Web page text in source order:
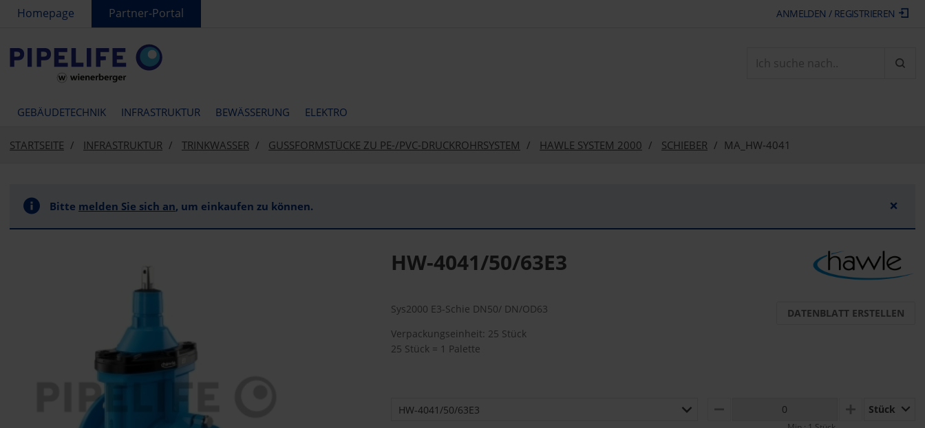
text.skipToContent
text.skipToNavigation
Homepage Partner-Portal ANMELDEN / REGISTRIEREN
GEBÄUDETECHNIK INFRASTRUKTUR BEWÄSSERUNG ELEKTRO
STARTSEITE INFRASTRUKTUR TRINKWASSER GUSSFORMSTÜCKE ZU PE-/PVC-DRUCKROHRSYSTEM HAWLE SYSTEM 2000 SCHIEBER MA_HW-4041
Bitte melden Sie sich an, um einkaufen zu können. ×
HW-4041/50/63E3
Sys2000 E3-Schie DN50/ DN/OD63
Verpackungseinheit: 25 Stück
25 Stück = 1 Palette
DATENBLATT ERSTELLEN
HW-4041/50/63E3 MINUS PLUSStück